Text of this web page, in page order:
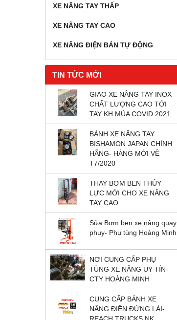
XE NÂNG TAY THẤP
XE NÂNG TAY CAO
XE NÂNG ĐIỆN BÁN TỰ ĐỘNG
TIN TỨC MỚI
GIAO XE NÂNG TAY INOX
CHẤT LƯỢNG CAO TỚI
TAY KH MÙA COVID 2021
BÁNH XE NÂNG TAY
BISHAMON JAPAN CHÍNH
HÃNG- HÀNG MỚI VỀ
T7/2020
THAY BƠM BEN THỦY
LỰC MỚI CHO XE NÂNG
TAY CAO
Sửa Bơm ben xe nâng quay
phuy- Phụ tùng Hoàng Minh
NƠI CUNG CẤP PHỤ
TÙNG XE NÂNG UY TÍN-
CTY HOÀNG MINH
CUNG CẤP BÁNH XE
NÂNG ĐIỆN ĐỨNG LÁI-
REACH TRUCKS NK